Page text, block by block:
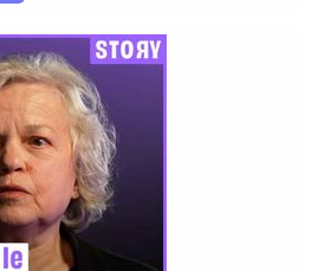
et au regard des autres. Elle
en tant que jeune
son démarrage dans la vie
elle a refusé de laisser ces
sa destinée, en suivant un
jusqu’à s'entêter dans ses
devenir la première avocate
Voici son histoire.